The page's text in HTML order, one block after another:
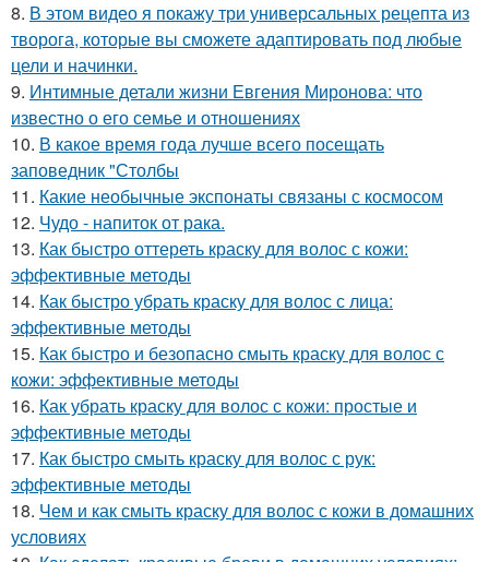
8. В этом видео я покажу три универсальных рецепта из
творога, которые вы сможете адаптировать под любые
цели и начинки.
9. Интимные детали жизни Евгения Миронова: что
известно о его семье и отношениях
10. В какое время года лучше всего посещать
заповедник "Столбы
11. Какие необычные экспонаты связаны с космосом
12. Чудо - напиток от рака.
13. Как быстро оттереть краску для волос с кожи:
эффективные методы
14. Как быстро убрать краску для волос с лица:
эффективные методы
15. Как быстро и безопасно смыть краску для волос с
кожи: эффективные методы
16. Как убрать краску для волос с кожи: простые и
эффективные методы
17. Как быстро смыть краску для волос с рук:
эффективные методы
18. Чем и как смыть краску для волос с кожи в домашних
условиях